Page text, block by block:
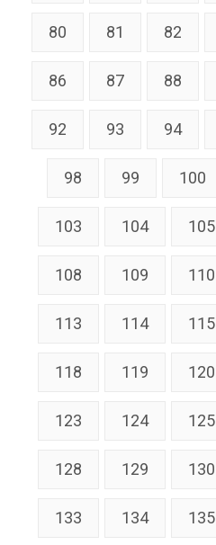
80 81 82
86 87 88
92 93 94
98 99 100
103 104 105
108 109 110
113 114 115
118 119 120
123 124 125
128 129 130
133 134 135